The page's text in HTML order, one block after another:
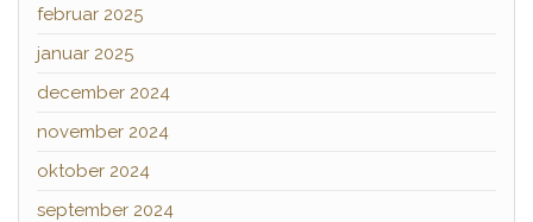
februar 2025
januar 2025
december 2024
november 2024
oktober 2024
september 2024